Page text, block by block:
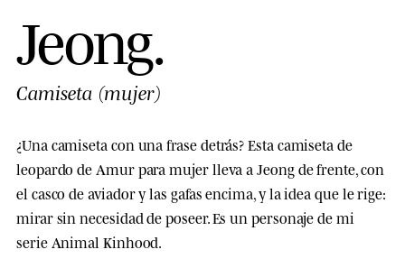
Jeong.
Camiseta (mujer)
¿Una camiseta con una frase detrás? Esta camiseta de
leopardo de Amur para mujer lleva a Jeong de frente, con
el casco de aviador y las gafas encima, y la idea que le rige:
mirar sin necesidad de poseer. Es un personaje de mi
serie Animal Kinhood.